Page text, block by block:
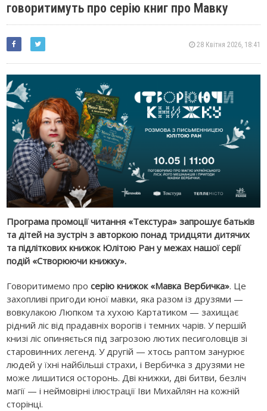
говоритимуть про серію книг про Мавку
28 Квітня 2026, 18:41
Програма промоції читання «Текстура» запрошує батьків
та дітей на зустріч з авторкою понад тридцяти дитячих
та підліткових книжок Юлітою Ран у межах нашої серії
подій «Створюючи книжку».
Говоритимемо просерію книжок «Мавка Вербичка». Це
захопливі пригоди юної мавки, яка разом із друзями —
вовкулакою Люпком та хухою Картатиком — захищає
рідний ліс від прадавніх ворогів і темних чарів. У першій
книзі ліс опиняється під загрозою лютих песиголовців зі
старовинних легенд. У другій — хтось раптом занурює
людей у їхні найбільші страхи, і Вербичка з друзями не
може лишитися осторонь. Дві книжки, дві битви, безліч
магії — і неймовірні ілюстрації Іви Михайлян на кожній
сторінці.